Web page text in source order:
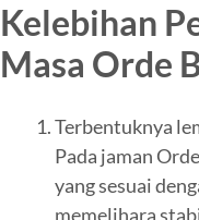
Kelebihan
Masa Orde
Terbentuknya
Pada jaman
yang sesuai
memelihara